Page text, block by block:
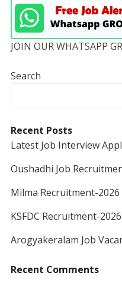
JOIN OUR WHATSAPP
Search
Recent Posts
Latest Job Interview
Oushadhi Job
Milma Recruitment-
KSFDC Recruitment-
Arogyakeralam Job
Recent Comments